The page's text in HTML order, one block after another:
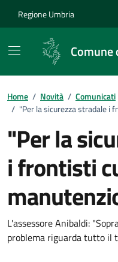
Regione Umbria
Comune
Home / Novità / Comunicati
/ "Per la sicurezza stradale i
"Per la
i frontisti
Dettagli
L'assessore Anibaldi:
problema riguarda tutto il